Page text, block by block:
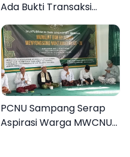
Ada Bukti Transaksi
dalam Kasus Rudapaksa
Anak 27 Tersangka
PCNU Sampang Serap
Aspirasi Warga MWCNU